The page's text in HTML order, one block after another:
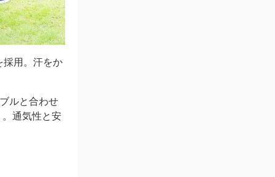
採用。汗をか
ルと合わせ
通気性と安